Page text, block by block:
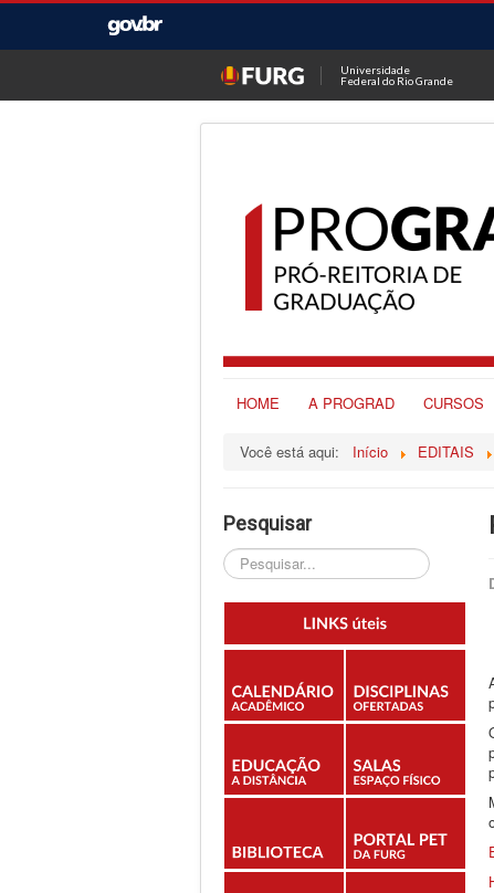
Universidade
Federal do Rio Grande
HOME A PROGRAD CURSOS
Você está aqui: Início EDITAIS
Pesquisar
Pesquisar...